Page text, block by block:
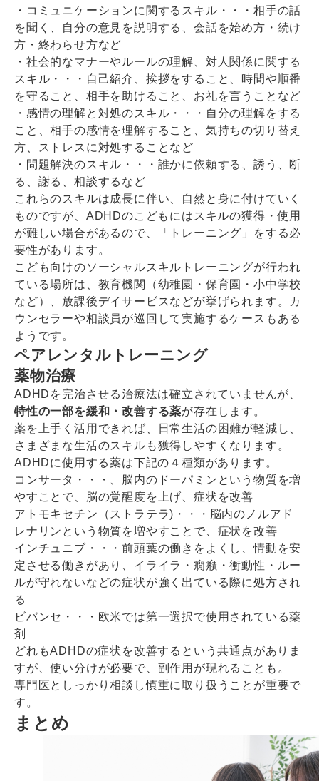
・コミュニケーションに関するスキル・・・相手の話
を聞く、自分の意見を説明する、会話を始め方・続け
方・終わらせ方など
・社会的なマナーやルールの理解、対人関係に関する
スキル・・・自己紹介、挨拶をすること、時間や順番
を守ること、相手を助けること、お礼を言うことなど
・感情の理解と対処のスキル・・・自分の理解をする
こと、相手の感情を理解すること、気持ちの切り替え
方、ストレスに対処することなど
・問題解決のスキル・・・誰かに依頼する、誘う、断
る、謝る、相談するなど
これらのスキルは成長に伴い、自然と身に付けていく
ものですが、ADHDのこどもにはスキルの獲得・使用
が難しい場合があるので、「トレーニング」をする必
要性があります。
こども向けのソーシャルスキルトレーニングが行われ
ている場所は、教育機関（幼稚園・保育園・小中学校
など）、放課後デイサービスなどが挙げられます。カ
ウンセラーや相談員が巡回して実施するケースもある
ようです。
ペアレンタルトレーニング
薬物治療
ADHDを完治させる治療法は確立されていませんが、
特性の一部を緩和・改善する薬が存在します。
薬を上手く活用できれば、日常生活の困難が軽減し、
さまざまな生活のスキルも獲得しやすくなります。
ADHDに使用する薬は下記の４種類があります。
コンサータ・・・、脳内のドーパミンという物質を増
やすことで、脳の覚醒度を上げ、症状を改善
アトモキセチン（ストラテラ)・・・脳内のノルアド
レナリンという物質を増やすことで、症状を改善
インチュニブ・・・前頭葉の働きをよくし、情動を安
定させる働きがあり、イライラ・癇癪・衝動性・ルー
ルが守れないなどの症状が強く出ている際に処方され
る
ビバンセ・・・欧米では第一選択で使用されている薬
剤
どれもADHDの症状を改善するという共通点がありま
すが、使い分けが必要で、副作用が現れることも。
専門医としっかり相談し慎重に取り扱うことが重要で
す。
まとめ